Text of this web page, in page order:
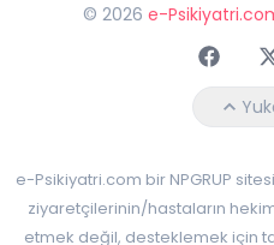
© 2026 e-
e-Psikiyatri.com bir NPGRUP
ziyaretçilerinin/hastaların
etmek değil, desteklemek için